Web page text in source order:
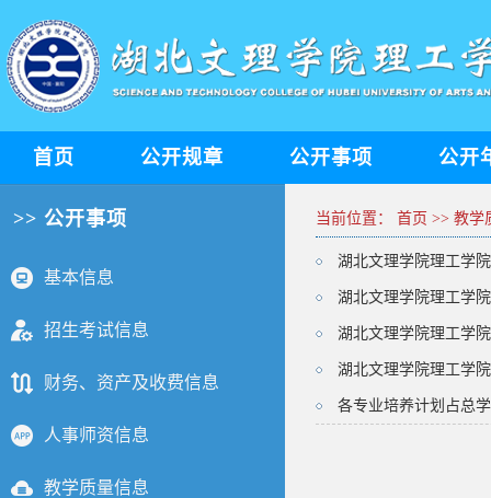
首页 公开规章 公开事项 公开
>> 公开事项
基本信息
招生考试信息
财务、资产及收费信息
人事师资信息
教学质量信息
当前位置： 首页 >> 教学
湖北文理学院理工学
湖北文理学院理工学
湖北文理学院理工学
湖北文理学院理工学
各专业培养计划占总